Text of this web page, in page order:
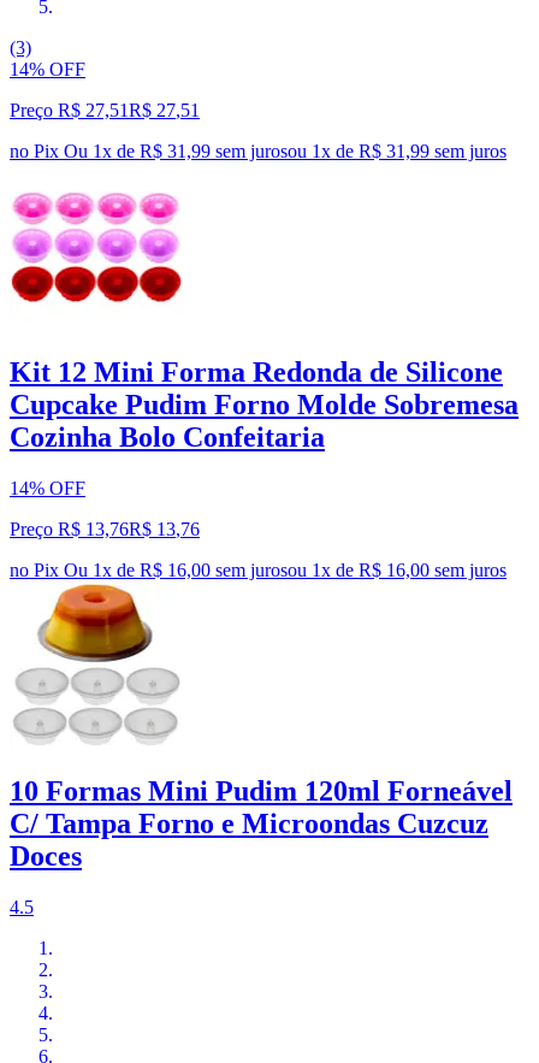
(3)
14% OFF
Preço R$ 27,51R$ 27,51
no Pix Ou 1x de R$ 31,99 sem jurosou 1x de R$ 31,99 sem juros
Kit 12 Mini Forma Redonda de Silicone
Cupcake Pudim Forno Molde Sobremesa
Cozinha Bolo Confeitaria
14% OFF
Preço R$ 13,76R$ 13,76
no Pix Ou 1x de R$ 16,00 sem jurosou 1x de R$ 16,00 sem juros
10 Formas Mini Pudim 120ml Forneável
C/ Tampa Forno e Microondas Cuzcuz
Doces
4.5